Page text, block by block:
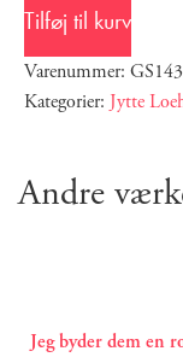
Tilføj til kurv
Varenummer:
Kategorier: Jytte
Andre
Jeg byder dem en